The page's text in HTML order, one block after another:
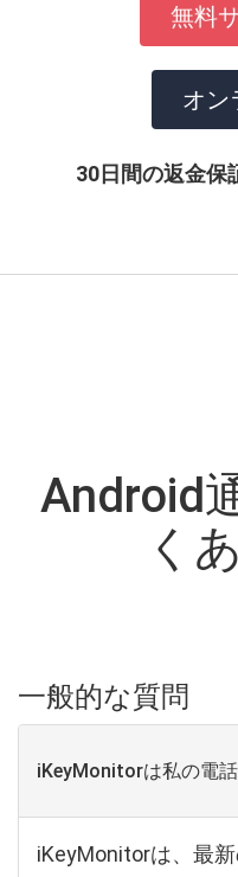
無料
オン
30日間の返金保
Android
く
一般的な質問
iKeyMonitorは私の電
iKeyMonitorは、最